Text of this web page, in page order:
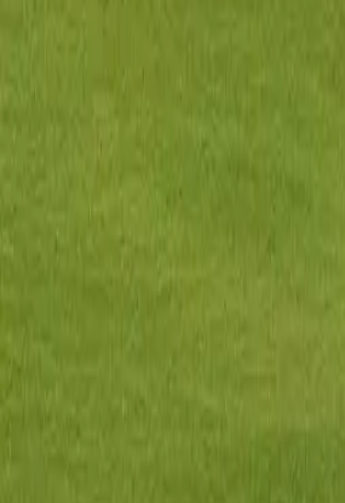
0330 122 5848